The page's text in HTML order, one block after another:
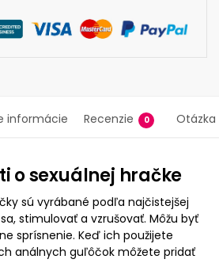
informácie Recenzie 0 Otázka
o sexuálnej hračke
sú vyrábané podľa najčistejšej
stimulovať a vzrušovať. Môžu byť
sprísnenie. Keď ich použijete
análnych guľôčok môžete pridať